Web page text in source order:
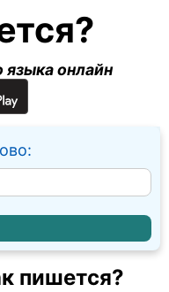
онлайн
пишется?